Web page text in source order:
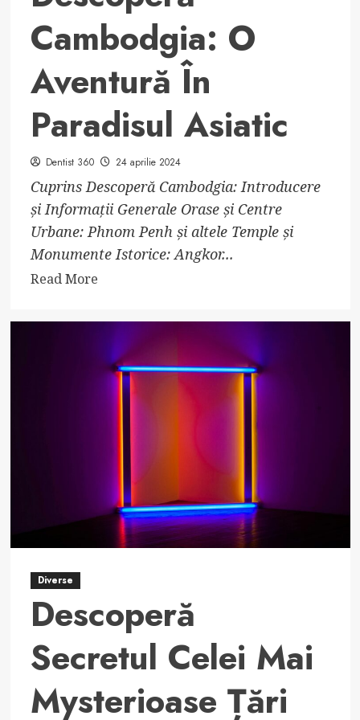
Cambodgia: O
Aventură În
Paradisul Asiatic
Dentist 360 24 aprilie 2024
Cuprins Descoperă Cambodgia: Introducere
și Informații Generale Orase și Centre
Urbane: Phnom Penh și altele Temple și
Monumente Istorice: Angkor...
Read MoreRead
about
Descoperă
Cambodgia:
O
Aventură
Paradisul
Asiatic
Diverse
Descoperă
Secretul Celei Mai
Mysterioase Țări